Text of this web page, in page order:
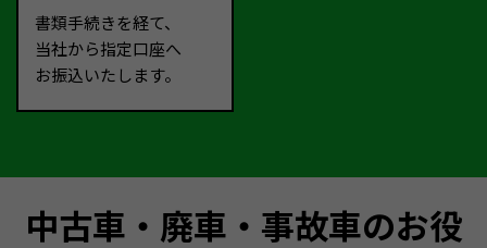
書類手続きを経て、
当社から指定口座へ
お振込いたします。
中古車・廃車・事故車のお役